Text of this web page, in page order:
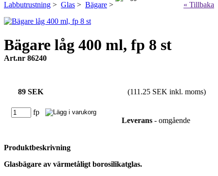
Labbutrustning > Glas > Bägare > « Tillbaka
Bägare låg 400 ml, fp 8 st
Art.nr 86240
89 SEK (111.25 SEK inkl. moms)
fp
Leverans - omgående
Produktbeskrivning
Glasbägare av värmetåligt borosilikatglas.